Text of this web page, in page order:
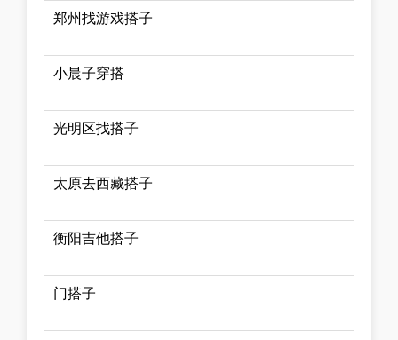
郑州找游戏搭子
小晨子穿搭
光明区找搭子
太原去西藏搭子
衡阳吉他搭子
门搭子